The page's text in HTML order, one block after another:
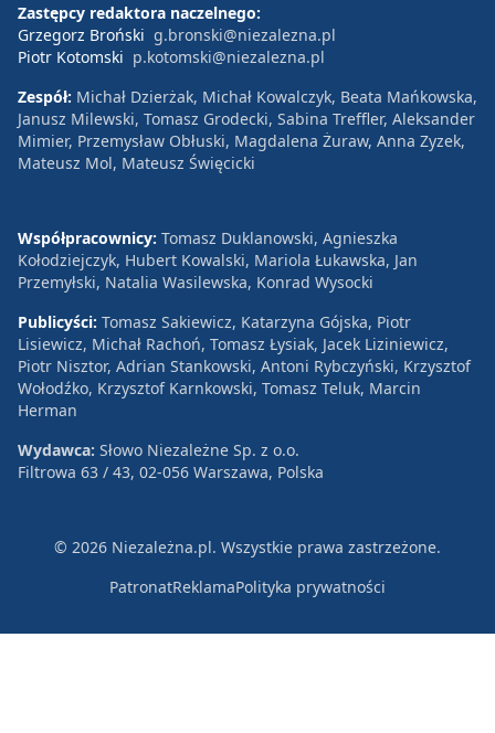
Zastępcy redaktora naczelnego:
Grzegorz Broński g.bronski@niezalezna.pl
Piotr Kotomski p.kotomski@niezalezna.pl
Zespół: Michał Dzierżak, Michał Kowalczyk, Beata Mańkowska,
Janusz Milewski, Tomasz Grodecki, Sabina Treffler, Aleksander
Mimier, Przemysław Obłuski, Magdalena Żuraw, Anna Zyzek,
Mateusz Mol, Mateusz Święcicki
Współpracownicy: Tomasz Duklanowski, Agnieszka
Kołodziejczyk, Hubert Kowalski, Mariola Łukawska, Jan
Przemyłski, Natalia Wasilewska, Konrad Wysocki
Publicyści: Tomasz Sakiewicz, Katarzyna Gójska, Piotr
Lisiewicz, Michał Rachoń, Tomasz Łysiak, Jacek Liziniewicz,
Piotr Nisztor, Adrian Stankowski, Antoni Rybczyński, Krzysztof
Wołodźko, Krzysztof Karnkowski, Tomasz Teluk, Marcin
Herman
Wydawca: Słowo Niezależne Sp. z o.o.
Filtrowa 63 / 43, 02-056 Warszawa, Polska
© 2026 Niezależna.pl. Wszystkie prawa zastrzeżone.
PatronatReklamaPolityka prywatności